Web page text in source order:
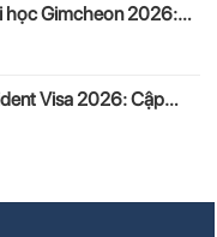
học Gimcheon 2026:
Visa 2026: Cập